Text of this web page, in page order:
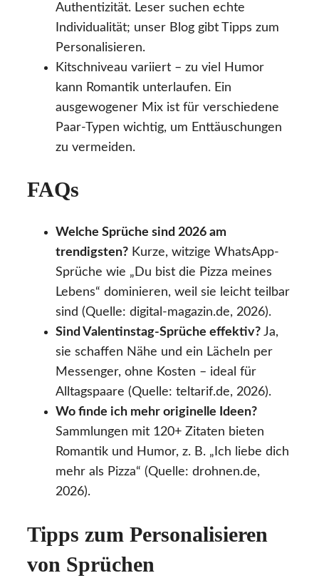
Authentizität. Leser suchen echte
Individualität; unser Blog gibt Tipps zum
Personalisieren.
Kitschniveau variiert – zu viel Humor
kann Romantik unterlaufen. Ein
ausgewogener Mix ist für verschiedene
Paar-Typen wichtig, um Enttäuschungen
zu vermeiden.
FAQs
Welche Sprüche sind 2026 am
trendigsten? Kurze, witzige WhatsApp-
Sprüche wie „Du bist die Pizza meines
Lebens“ dominieren, weil sie leicht teilbar
sind (Quelle: digital-magazin.de, 2026).
Sind Valentinstag-Sprüche effektiv? Ja,
sie schaffen Nähe und ein Lächeln per
Messenger, ohne Kosten – ideal für
Alltagspaare (Quelle: teltarif.de, 2026).
Wo finde ich mehr originelle Ideen?
Sammlungen mit 120+ Zitaten bieten
Romantik und Humor, z. B. „Ich liebe dich
mehr als Pizza“ (Quelle: drohnen.de,
2026).
Tipps zum Personalisieren
von Sprüchen